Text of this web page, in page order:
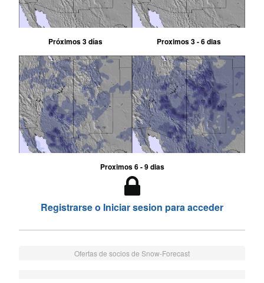
Próximos 3 días Proximos 3 - 6 dias
Proximos 6 - 9 dias
Registrarse o Iniciar sesion para acceder
Ofertas de socios de Snow-Forecast